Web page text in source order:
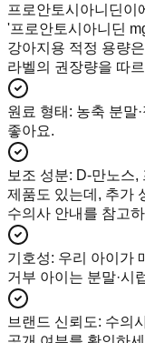
프로안토시아니딘이
'프로안토시아니딘
강아지용 적정 용량
라벨의 권장량을 따
원료 형태 : 농축 분말
좋아요.
보조 성분: D-만노스,
제품도 있는데, 추가
수의사 안내를 참고
기호성: 우리 아이가
거부 아이는 분말·시
브랜드 신뢰도: 수의